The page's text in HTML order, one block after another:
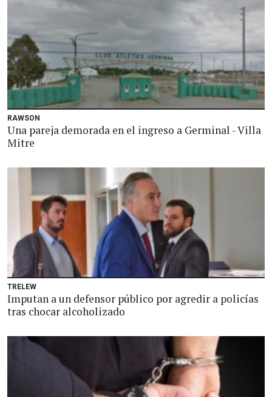
RAWSON
Una pareja demorada en el ingreso a Germinal - Villa
Mitre
TRELEW
Imputan a un defensor público por agredir a policías
tras chocar alcoholizado